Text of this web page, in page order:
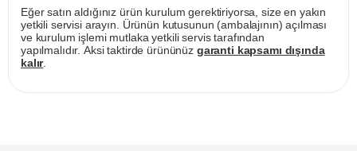
Eğer satın aldığınız ürün kurulum gerektiriyorsa, size en yakın
yetkili servisi arayın. Ürünün kutusunun (ambalajının) açılması
ve kurulum işlemi mutlaka yetkili servis tarafından
yapılmalıdır. Aksi taktirde ürününüz garanti kapsamı dışında
kalır.